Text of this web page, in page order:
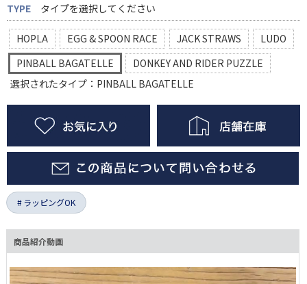
TYPE
タイプを選択してください
HOPLA EGG & SPOON RACE JACK STRAWS
LUDO
PINBALL BAGATELLE
DONKEY AND RIDER PUZZLE
選択されたタイプ：PINBALL BAGATELLE
ラッピングOK
商品紹介動画